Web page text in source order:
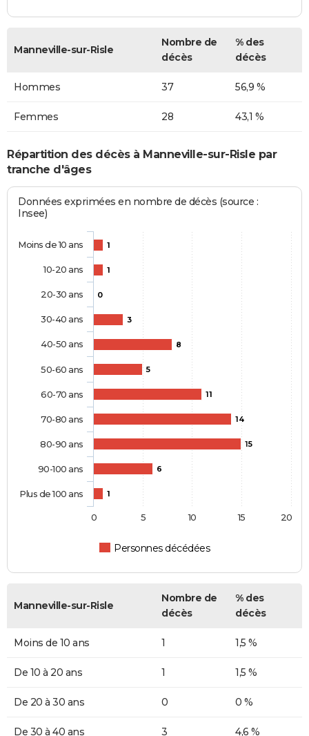
Manneville-sur-Risle
Nombre de
décès
% des
décès
Hommes 37 56,9 %
Femmes 28 43,1 %
Répartition des décès à Manneville-sur-Risle par
tranche d'âges
Données exprimées en nombre de décès (source :
Insee)
1
1
0
3
8
5
11
14
15
6
1
Personnes décédées
Moins de 10 ans
10-20 ans
20-30 ans
30-40 ans
40-50 ans
50-60 ans
60-70 ans
70-80 ans
80-90 ans
90-100 ans
Plus de 100 ans
0 5 10 15 20
Manneville-sur-Risle
Nombre de
décès
% des
décès
Moins de 10 ans 1 1,5 %
De 10 à 20 ans 1 1,5 %
De 20 à 30 ans 0 0 %
De 30 à 40 ans 3 4,6 %